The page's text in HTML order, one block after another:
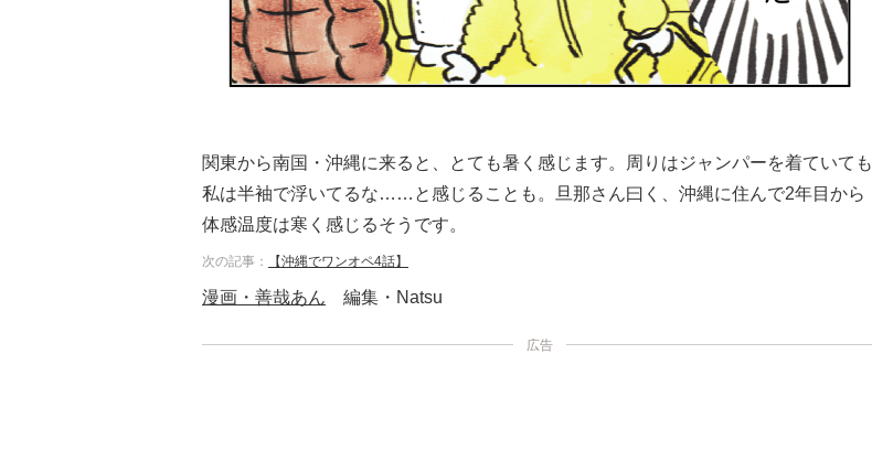
関東から南国・沖縄に来ると、とても暑く感じます。周りはジャンパーを着ていても
私は半袖で浮いてるな……と感じることも。旦那さん曰く、沖縄に住んで2年目から
体感温度は寒く感じるそうです。
次の記事： 【沖縄でワンオペ4話】
漫画・善哉あん 編集・Natsu
広告